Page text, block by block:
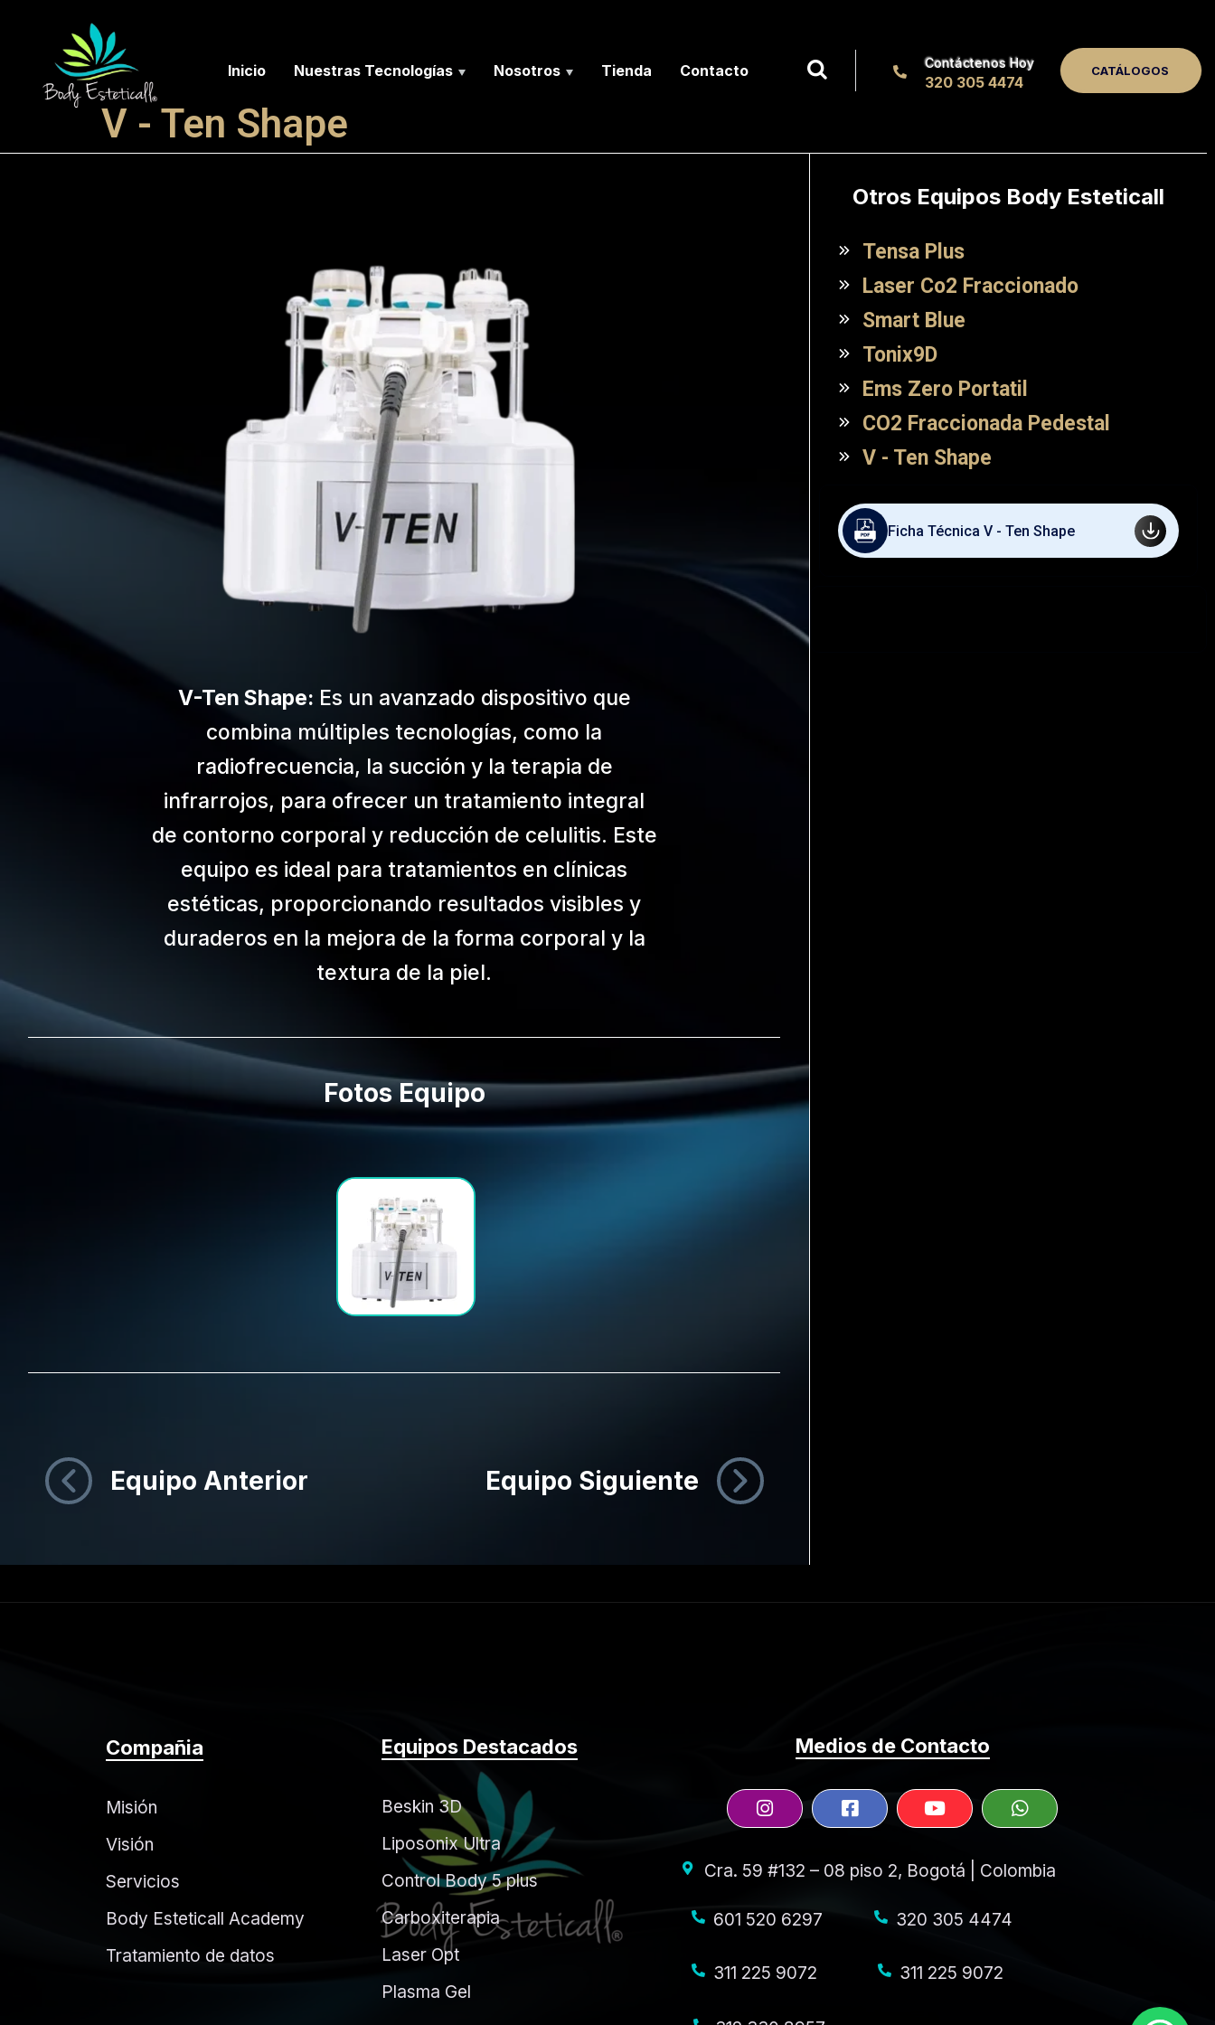
Inicio Nuestras Tecnologías Nosotros Tienda Contacto Contáctenos Hoy
320 305 4474
CATÁLOGOS
V - Ten Shape
V-Ten Shape: Es un avanzado dispositivo que
combina múltiples tecnologías, como la
radiofrecuencia, la succión y la terapia de
infrarrojos, para ofrecer un tratamiento integral
de contorno corporal y reducción de celulitis. Este
equipo es ideal para tratamientos en clínicas
estéticas, proporcionando resultados visibles y
duraderos en la mejora de la forma corporal y la
textura de la piel.
Fotos Equipo
Equipo Anterior Equipo Siguiente
Otros Equipos Body Esteticall
Tensa Plus
Laser Co2 Fraccionado
Smart Blue
Tonix9D
Ems Zero Portatil
CO2 Fraccionada Pedestal
V - Ten Shape
Ficha Técnica V - Ten Shape
Compañia
Misión
Visión
Servicios
Body Esteticall Academy
Tratamiento de datos
Equipos Destacados
Beskin 3D
Liposonix Ultra
Control Body 5 plus
Carboxiterapia
Laser Opt
Plasma Gel
Medios de Contacto
Cra. 59 #132 – 08 piso 2, Bogotá | Colombia
601 520 6297 320 305 4474
311 225 9072 311 225 9072